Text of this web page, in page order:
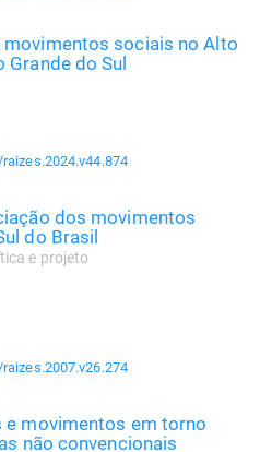
sociais no Alto
Grande do Sul
dos movimentos
do Brasil
e projeto
movimentos em torno
não convencionais